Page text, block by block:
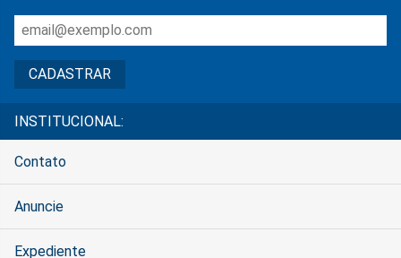
INSTITUCIONAL:
Contato
Anuncie
Expediente